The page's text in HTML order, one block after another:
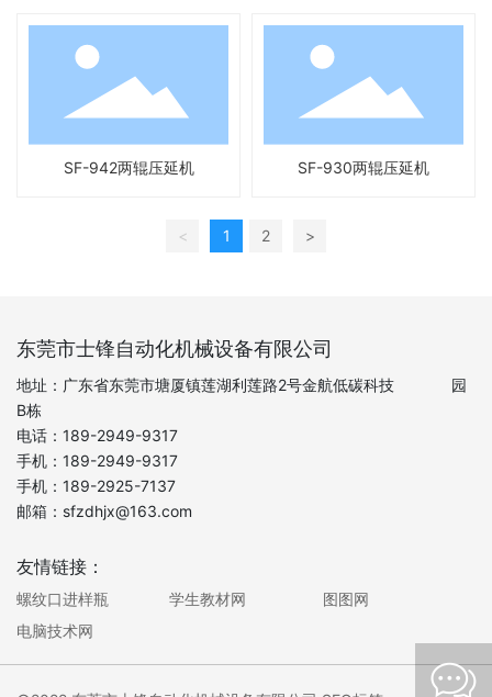
SF-942两辊压延机 SF-930两辊压延机
< 1 2 >
东莞市士锋自动化机械设备有限公司
地址： 广东省东莞市塘厦镇莲湖利莲路2号金航低碳科技 园
B栋
电话： 189-2949-9317
手机： 189-2949-9317
手机： 189-2925-7137
邮箱： sfzdhjx@163.com
友情链接：
螺纹口进样瓶 学生教材网
图图网
电脑技术网